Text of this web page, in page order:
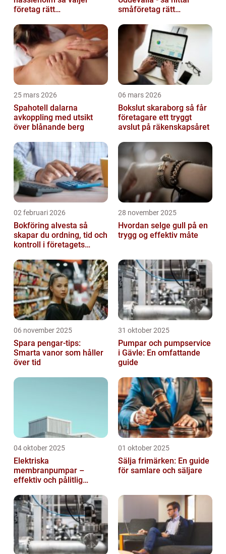
företag rätt
småföretag rätt
25 mars 2026
Spahotell dalarna
avkoppling med utsikt
över blånande berg
06 mars 2026
Bokslut skaraborg så får
företagare ett tryggt
avslut på räkenskapsåret
02 februari 2026
Bokföring alvesta så
skapar du ordning, tid och
kontroll i företagets
28 november 2025
Hvordan selge gull på en
trygg og effektiv måte
06 november 2025
Spara pengar-tips:
Smarta vanor som håller
över tid
31 oktober 2025
Pumpar och pumpservice
i Gävle: En omfattande
guide
04 oktober 2025
Elektriska
membranpumpar –
effektiv och pålitlig
01 oktober 2025
Sälja frimärken: En guide
för samlare och säljare